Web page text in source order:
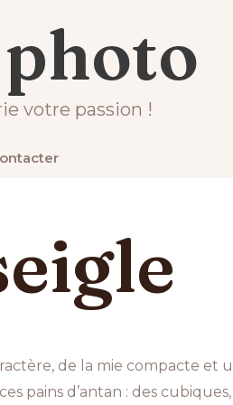
votre passion !
de la mie compacte et
pains d’antan : des